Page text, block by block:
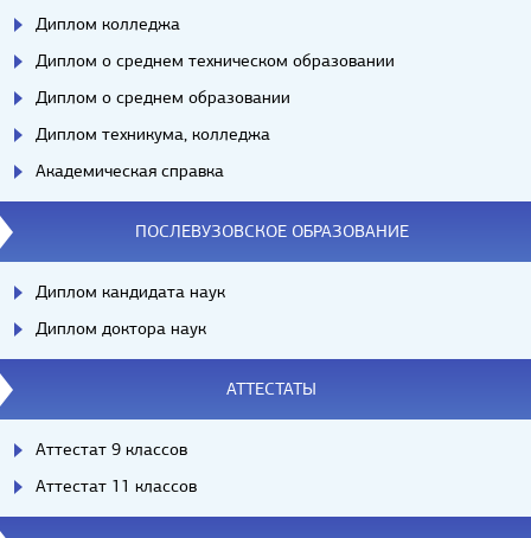
Диплом колледжа
Диплом о среднем техническом образовании
Диплом о среднем образовании
Диплом техникума, колледжа
Академическая справка
ПОСЛЕВУЗОВСКОЕ ОБРАЗОВАНИЕ
Диплом кандидата наук
Диплом доктора наук
АТТЕСТАТЫ
Аттестат 9 классов
Аттестат 11 классов